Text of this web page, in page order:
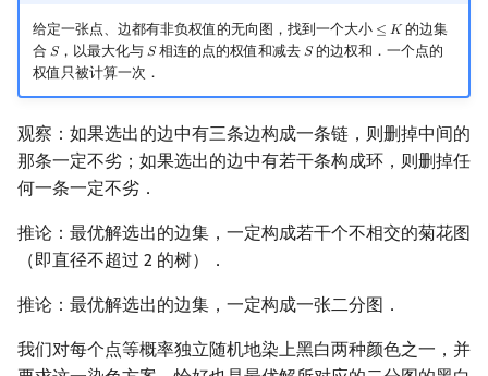
二次域
Pell 方程
给定一张点、边都有非负权值的无向图，找到一个大小 ≤ 𝐾
≤K
的边集
合 𝑆
S，以最大化与 𝑆
S相连的点的权值和减去 𝑆
S的边权和．一个点的
权值只被计算一次．
观察：如果选出的边中有三条边构成一条链，则删掉中间的
那条一定不劣；如果选出的边中有若干条构成环，则删掉任
何一条一定不劣．
推论：最优解选出的边集，一定构成若干个不相交的菊花图
（即直径不超过 2 的树）．
推论：最优解选出的边集，一定构成一张二分图．
我们对每个点等概率独立随机地染上黑白两种颜色之一，并